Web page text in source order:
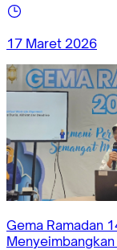
17 Maret 2026
Gema Ramadan